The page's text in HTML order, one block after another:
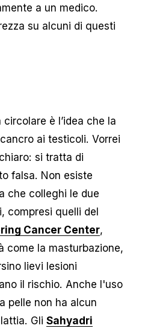
a un medico.
su alcuni di questi
è l’idea che la
ai testicoli. Vorrei
si tratta di
falsa. Non esiste
che colleghi le due
Cancer Center,
come la masturbazione,
lievi lesioni
il rischio. Anche l'uso
pelle non ha alcun
Gli Sahyadri